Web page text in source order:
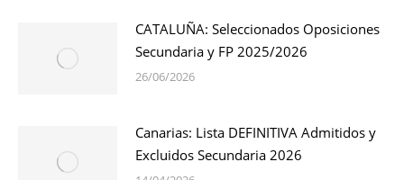
CATALUÑA: Seleccionados Oposiciones
Secundaria y FP 2025/2026
26/06/2026
Canarias: Lista DEFINITIVA Admitidos y
Excluidos Secundaria 2026